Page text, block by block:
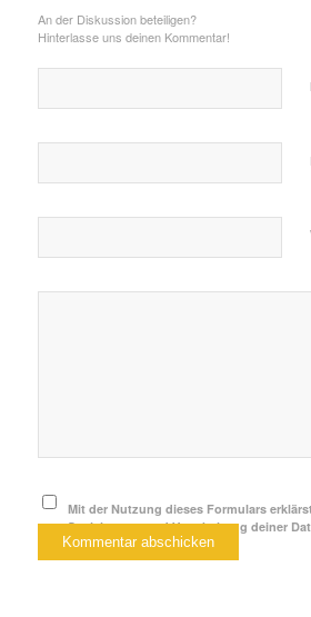
An der Diskussion beteiligen?
Hinterlasse uns deinen Kommentar!
Mit der Nutzung dieses Formulars
Speicherung und Verarbeitung deiner
einverstanden.*